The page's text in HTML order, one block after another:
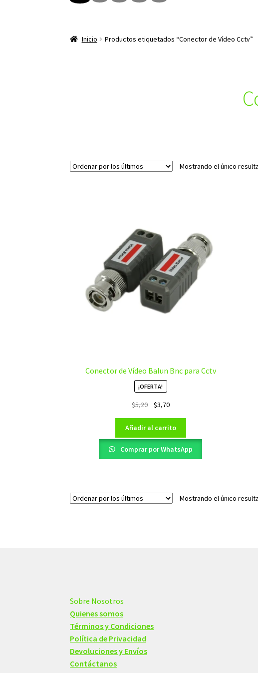
Inicio Productos etiquetados “Conector de Vídeo Cctv”
Mostrando el único
Conector de Vídeo Balun Bnc para Cctv
¡OFERTA!
$5,20
El
original
era:
$5,20.
$3,70El
actual
es:
$3,70.
Añadir al carrito
Comprar por WhatsApp
Mostrando el único
Sobre Nosotros
Quienes somos
Términos y Condiciones
Política de Privacidad
Devoluciones y Envíos
Contáctanos